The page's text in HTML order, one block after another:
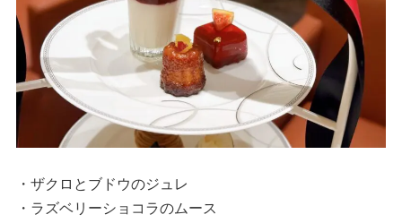
・ザクロとブドウのジュレ
・ラズベリーショコラのムース